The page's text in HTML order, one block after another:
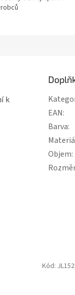
k
EAN:
Barva:
Objem:
Kód: